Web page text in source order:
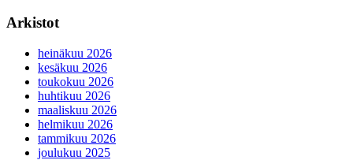
Arkistot
heinäkuu 2026
kesäkuu 2026
toukokuu 2026
huhtikuu 2026
maaliskuu 2026
helmikuu 2026
tammikuu 2026
joulukuu 2025